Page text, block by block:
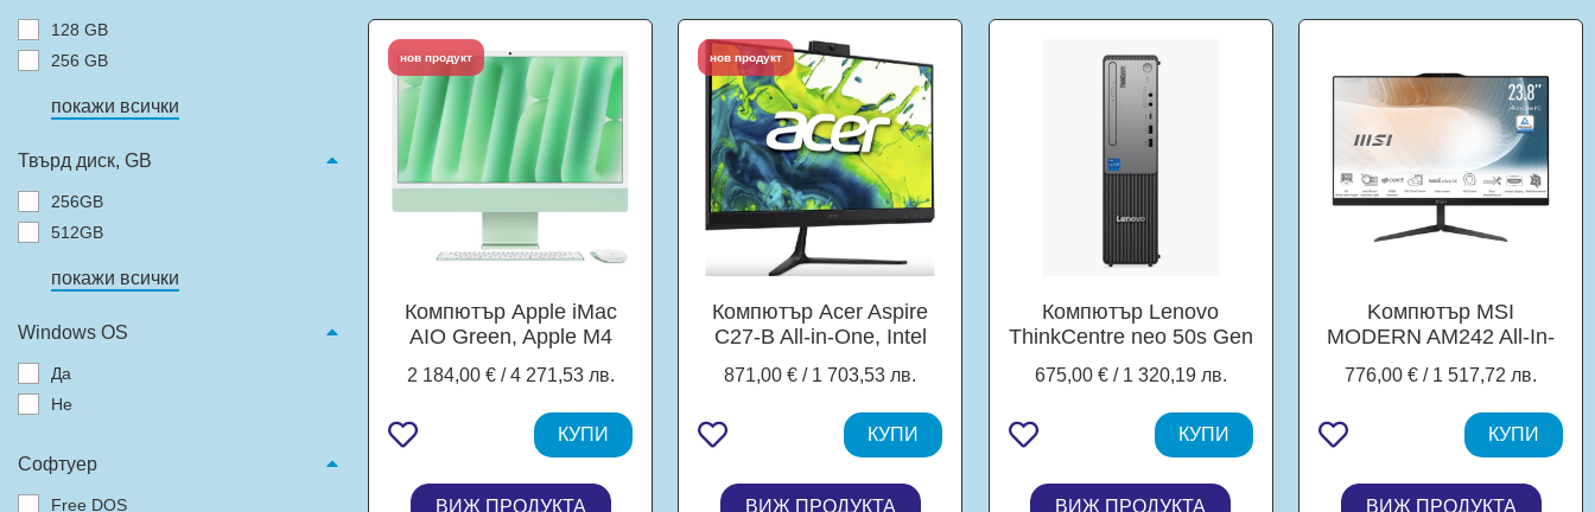
128 GB
256 GB
покажи всички
Твърд диск, GB
256GB
512GB
покажи всички
Windows OS
Да
Не
Софтуер
Free DOS
нов продукт
Компютър Apple iMac
AIO Green, Apple M4
Cache), 23.5" (59.68cm)
4.5K Retina True Tone
500nits Display, 10C
GPU Apple M4, 16GB
LPDDR5X, 512GB SSD,
2 184,00 € / 4 271,53 лв.
КУПИ
ВИЖ ПРОДУКТА
нов продукт
Компютър Acer Aspire
C27-B All-in-One, Intel
/ 5.00 GHz, 12MB
Cache), 27.0" (68.58 см)
FHD IPS Display, Intel
Iris Xe Graphics G7,
16GB DDR4, 512GB
871,00 € / 1 703,53 лв.
КУПИ
ВИЖ ПРОДУКТА
Компютър Lenovo
ThinkCentre neo 50s Gen
(3.5/4.7 GHz, 12MB
Cache), 16GB DDR5,
512GB SSD, Slim DVD,
Free DOS
675,00 € / 1 320,19 лв.
КУПИ
ВИЖ ПРОДУКТА
Kомпютър MSI
MODERN AM242 All-In-
6C (1.20/4.70 GHz, 10M
Cache), 23.8" (60.45cm)
Full HD IPS LED Anti-
Flicker technology, 8GB
DDR5, 256GB M.2
776,00 € / 1 517,72 лв.
КУПИ
ВИЖ ПРОДУКТА